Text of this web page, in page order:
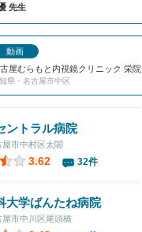
先生
動画
屋むらもと内視鏡クリニック 栄院
県・名古屋市中区
ントラル病院
市中村区太閤
3.62 32件
大学ばんたね病院
市中川区尾頭橋